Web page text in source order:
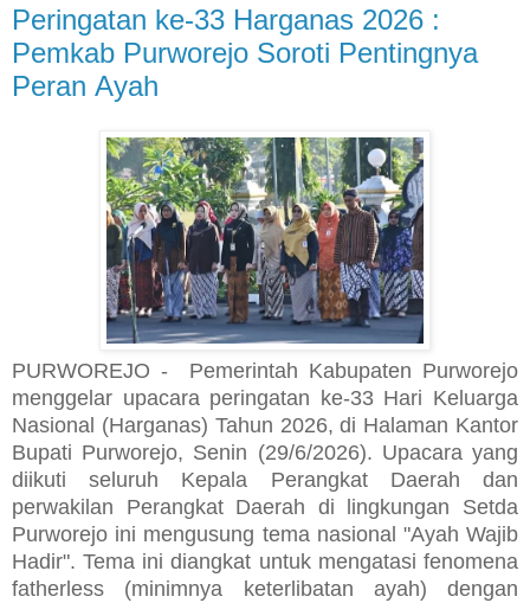
​Peringatan ke-33 Harganas 2026 :
Pemkab Purworejo Soroti Pentingnya
Peran Ayah ​
PURWOREJO - Pemerintah Kabupaten Purworejo
menggelar upacara peringatan ke-33 Hari Keluarga
Nasional (Harganas) Tahun 2026, di Halaman Kantor
Bupati Purworejo, Senin (29/6/2026). Upacara yang
diikuti seluruh Kepala Perangkat Daerah dan
perwakilan Perangkat Daerah di lingkungan Setda
Purworejo ini mengusung tema nasional "Ayah Wajib
Hadir". ​Tema ini diangkat untuk mengatasi fenomena
fatherless (minimnya keterlibatan ayah) dengan